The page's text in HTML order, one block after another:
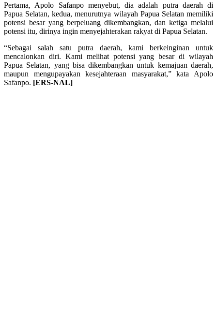
Pertama, Apolo Safanpo menyebut, dia adalah putra daerah di
Papua Selatan, kedua, menurutnya wilayah Papua Selatan memiliki
potensi besar yang berpeluang dikembangkan, dan ketiga melalui
potensi itu, dirinya ingin menyejahterakan rakyat di Papua Selatan.
“Sebagai salah satu putra daerah, kami berkeinginan untuk
mencalonkan diri. Kami melihat potensi yang besar di wilayah
Papua Selatan, yang bisa dikembangkan untuk kemajuan daerah,
maupun mengupayakan kesejahteraan masyarakat,” kata Apolo
Safanpo. [ERS-NAL]